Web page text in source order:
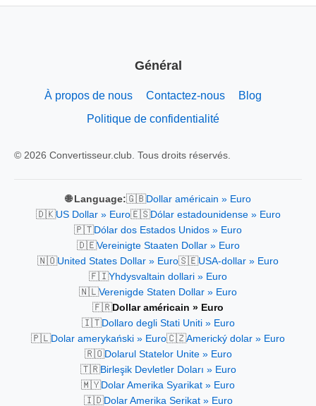
Général
À propos de nous Contactez-nous
Blog
Politique de confidentialité
© 2026 Convertisseur.club. Tous droits réservés.
🌐 Language:🇬🇧Dollar américain » Euro
🇩🇰US Dollar » Euro🇪🇸Dólar estadounidense » Euro
🇵🇹Dólar dos Estados Unidos » Euro
🇩🇪Vereinigte Staaten Dollar » Euro
🇳🇴United States Dollar » Euro🇸🇪USA-dollar » Euro
🇫🇮Yhdysvaltain dollari » Euro
🇳🇱Verenigde Staten Dollar » Euro
🇫🇷Dollar américain » Euro
🇮🇹Dollaro degli Stati Uniti » Euro
🇵🇱Dolar amerykański » Euro🇨🇿Americký dolar » Euro
🇷🇴Dolarul Statelor Unite » Euro
🇹🇷Birleşik Devletler Doları » Euro
🇲🇾Dolar Amerika Syarikat » Euro
🇮🇩Dolar Amerika Serikat » Euro